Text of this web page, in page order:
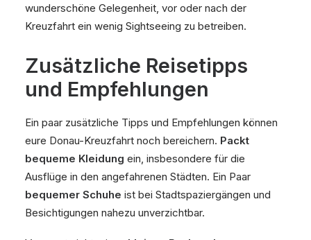
wunderschöne Gelegenheit, vor oder nach der
Kreuzfahrt ein wenig Sightseeing zu betreiben.
Zusätzliche Reisetipps
und Empfehlungen
Ein paar zusätzliche Tipps und Empfehlungen können
eure Donau-Kreuzfahrt noch bereichern. Packt
bequeme Kleidung ein, insbesondere für die
Ausflüge in den angefahrenen Städten. Ein Paar
bequemer Schuhe ist bei Stadtspaziergängen und
Besichtigungen nahezu unverzichtbar.